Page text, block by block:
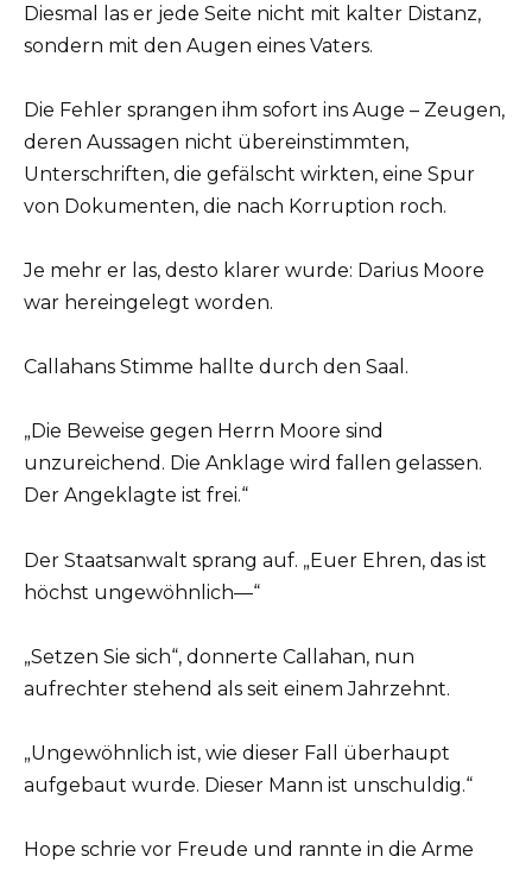
Diesmal las er jede Seite nicht mit kalter Distanz,
sondern mit den Augen eines Vaters.
Die Fehler sprangen ihm sofort ins Auge – Zeugen,
deren Aussagen nicht übereinstimmten,
Unterschriften, die gefälscht wirkten, eine Spur
von Dokumenten, die nach Korruption roch.
Je mehr er las, desto klarer wurde: Darius Moore
war hereingelegt worden.
Callahans Stimme hallte durch den Saal.
„Die Beweise gegen Herrn Moore sind
unzureichend. Die Anklage wird fallen gelassen.
Der Angeklagte ist frei.“
Der Staatsanwalt sprang auf. „Euer Ehren, das ist
höchst ungewöhnlich—“
„Setzen Sie sich“, donnerte Callahan, nun
aufrechter stehend als seit einem Jahrzehnt.
„Ungewöhnlich ist, wie dieser Fall überhaupt
aufgebaut wurde. Dieser Mann ist unschuldig.“
Hope schrie vor Freude und rannte in die Arme